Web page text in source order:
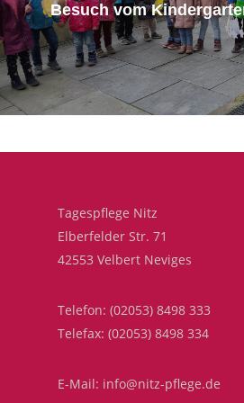
Besuch vom
Tagespflege Nitz
Elberfelder Str. 71
42553 Velbert Neviges
Telefon: (02053) 8498 333
Telefax: (02053) 8498 334
E-Mail: info@nitz-pflege.de